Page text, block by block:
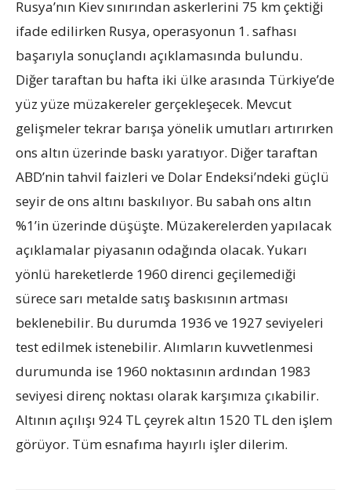
Rusya’nın Kiev sınırından askerlerini 75 km çektiği
ifade edilirken Rusya, operasyonun 1. safhası
başarıyla sonuçlandı açıklamasında bulundu.
Diğer taraftan bu hafta iki ülke arasında Türkiye’de
yüz yüze müzakereler gerçekleşecek. Mevcut
gelişmeler tekrar barışa yönelik umutları artırırken
ons altın üzerinde baskı yaratıyor. Diğer taraftan
ABD’nin tahvil faizleri ve Dolar Endeksi’ndeki güçlü
seyir de ons altını baskılıyor. Bu sabah ons altın
%1’in üzerinde düşüşte. Müzakerelerden yapılacak
açıklamalar piyasanın odağında olacak. Yukarı
yönlü hareketlerde 1960 direnci geçilemediği
sürece sarı metalde satış baskısının artması
beklenebilir. Bu durumda 1936 ve 1927 seviyeleri
test edilmek istenebilir. Alımların kuvvetlenmesi
durumunda ise 1960 noktasının ardından 1983
seviyesi direnç noktası olarak karşımıza çıkabilir.
Altının açılışı 924 TL çeyrek altın 1520 TL den işlem
görüyor. Tüm esnafıma hayırlı işler dilerim.